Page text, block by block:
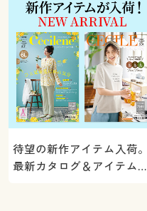
待望の新作アイテム入荷。
最新カタログ＆アイテムを